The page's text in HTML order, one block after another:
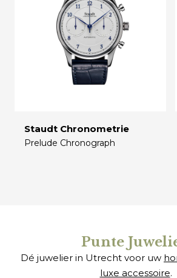
Staudt Chronometrie
Prelude Chronograph
Punte
Dé juwelier in Utrecht voor uw
luxe accessoire.